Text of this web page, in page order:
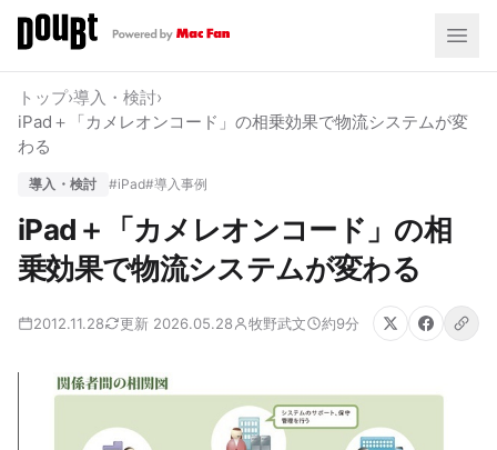
トップ›導入・検討›
iPad＋「カメレオンコード」の相乗効果で物流システムが変
わる
導入・検討 #iPad#導入事例
iPad＋「カメレオンコード」の相
乗効果で物流システムが変わる
2012.11.28 更新 2026.05.28 牧野武文 約9分